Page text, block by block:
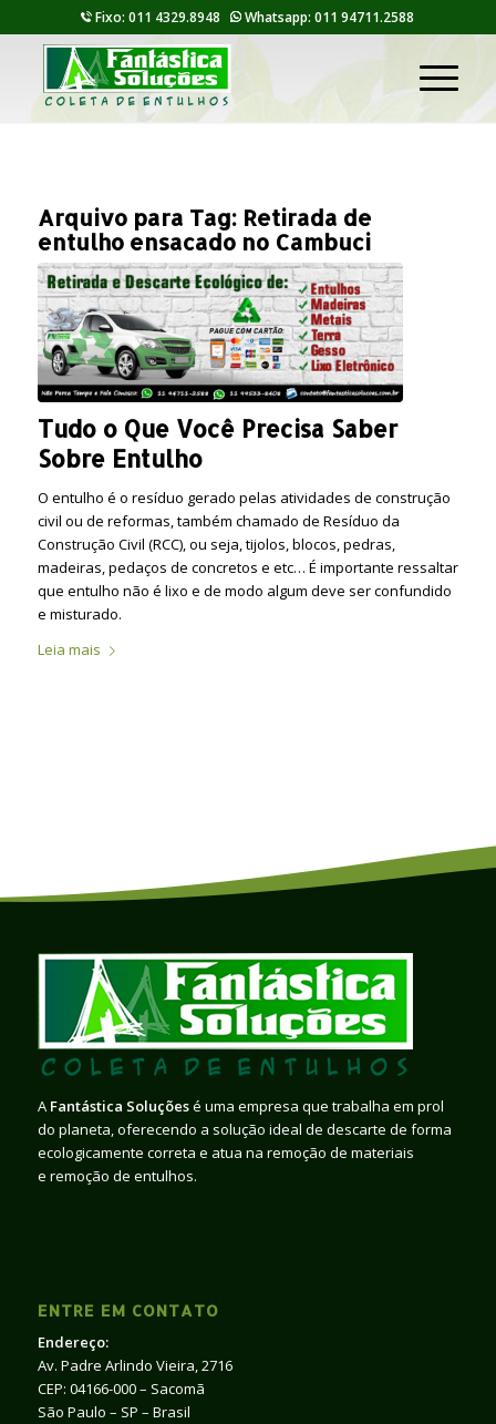
Fixo: 011 4329.8948 Whatsapp: 011 94711.2588
Arquivo para Tag: Retirada de
entulho ensacado no Cambuci
Tudo o Que Você Precisa Saber
Sobre Entulho
O entulho é o resíduo gerado pelas atividades de construção
civil ou de reformas, também chamado de Resíduo da
Construção Civil (RCC), ou seja, tijolos, blocos, pedras,
madeiras, pedaços de concretos e etc… É importante ressaltar
que entulho não é lixo e de modo algum deve ser confundido
e misturado.
Leia mais
A Fantástica Soluçõesé uma empresa que trabalha em prol
do planeta, oferecendo a solução ideal de descarte de forma
ecologicamente correta e atua na remoção de materiais
e remoção de entulhos.
ENTRE EM CONTATO
Endereço:
Av. Padre Arlindo Vieira, 2716
CEP: 04166-000 – Sacomã
São Paulo – SP – Brasil